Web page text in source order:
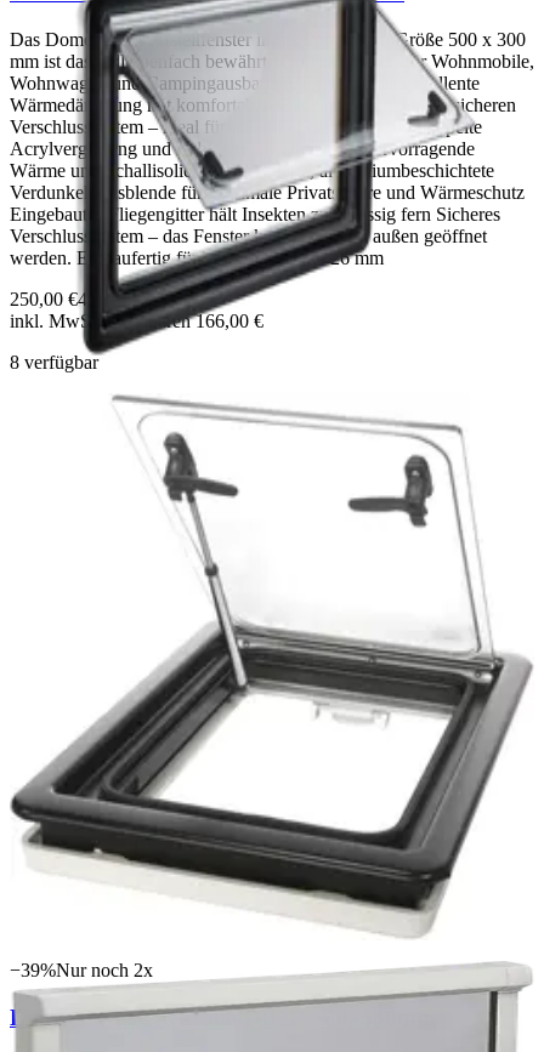
Das Dometic S4 Aufstellfenster in der kompakten Größe 500 x 300
mm ist das millionenfach bewährte Qualitätsfenster für Wohnmobile,
Wohnwagen und Campingausbauten. Es verbindet exzellente
Wärmedämmung mit komfortabler Bedienung und einem sicheren
Verschlusssystem – ideal für jeden Fahrzeugausbau. Doppelte
Acrylverglasung und PolyurethanRahmen für hervorragende
Wärme und Schallisolierung Integrierte, aluminiumbeschichtete
Verdunkelungsblende für maximale Privatsphäre und Wärmeschutz
Eingebautes Fliegengitter hält Insekten zuverlässig fern Sicheres
Verschlusssystem – das Fenster kann nicht von außen geöffnet
werden. Einbaufertig für Wandstärken ab 26 mm
250,00 €416,00 €
inkl. MwSt. · Sie sparen166,00 €
8 verfügbar
Dometic S4 Aufstellfenster 350x500 mm
Das Dometic S4 Aufstellfenster (350x500 mm) ist das millionenfach
bewährte Markenfen­ster für Wohnmobile und Wohnwagen –
hochwertig verarbeitet, optisch überzeugend und funktional bis ins
Detail. Als Scharnierfenster zum Aufklappen vereint es exzellente
Isolierung, komfortablen Sichtschutz und zuverlässigen
Insektenschutz in einem fertig vormontierten Komplettsystem.
Doppelte Acrylverglasung mit PolyurethanRahmen für überragende
Wärmedämmung auf WohngebäudeNiveau Aluminiumbeschichtetes
Verdunkelungsrollo (außen) für effektiven Licht und Hitzeschutz
sowie mehr Privatsphäre Integriertes Fliegengitter (weiß) hält
Insekten zuverlässig draußen Stufenlose Teleskopaussteller mit
Sicherheitsverriegelung – lässt sich in jede Position öffnen, von
außen nicht zu entriegeln Fliegengitter und Verdunkelungsrollo
lassen sich mit einer Hand gleichzeitig verstellen und miteinander
verbinden Fertig vormontiert und einbaufertig für Wandstärken von
26 mm (Anpassung per Blendrahmen bis 53 mm möglich)
369,00 €
inkl. MwSt. · Sie sparen
149,00 €
−39%Nur noch 2x
Dometic Kassettenrollo DB1R 480x530mm